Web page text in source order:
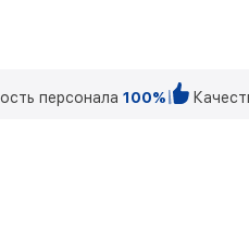
персонала 100%